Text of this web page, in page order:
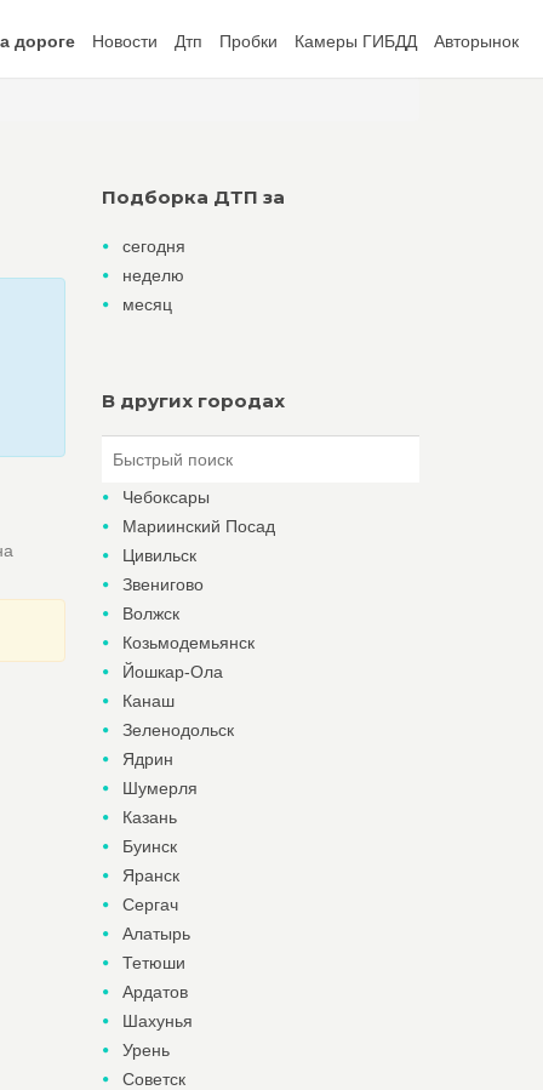
дороге Новости Дтп Пробки Камеры ГИБДД Авторынок
Подборка ДТП за
сегодня
неделю
месяц
В других городах
Чебоксары
Мариинский Посад
Цивильск
Звенигово
Волжск
Козьмодемьянск
Йошкар-Ола
Канаш
Зеленодольск
Ядрин
Шумерля
Казань
Буинск
Яранск
Сергач
Алатырь
Тетюши
Ардатов
Шахунья
Урень
Советск